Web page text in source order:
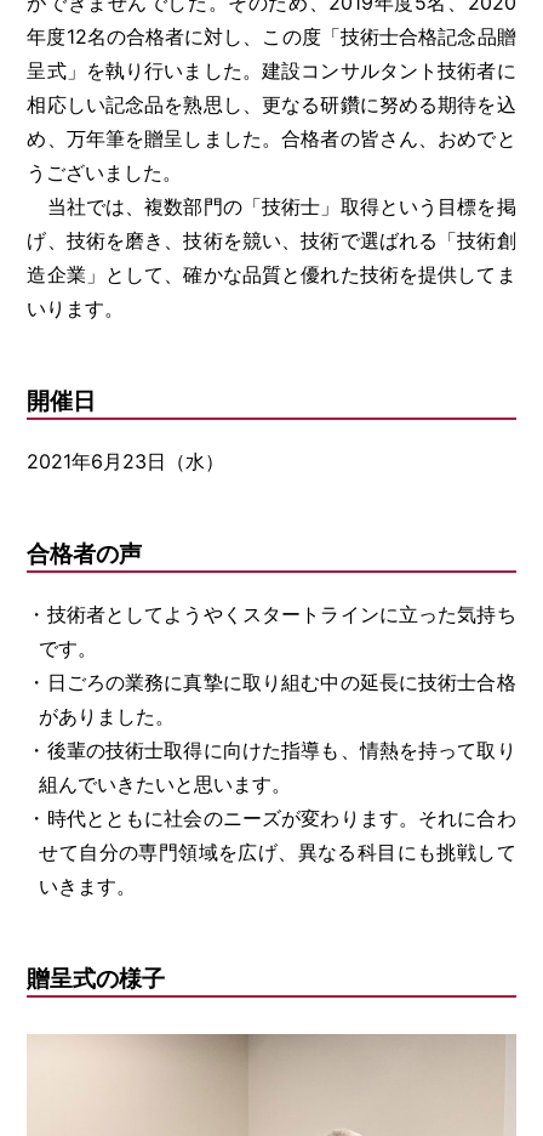
年度12名の合格者に対し、この度「技術士合格記念品贈
呈式」を執り行いました。建設コンサルタント技術者に
相応しい記念品を熟思し、更なる研鑽に努める期待を込
め、万年筆を贈呈しました。合格者の皆さん、おめでと
うございました。
当社では、複数部門の「技術士」取得という目標を掲
げ、技術を磨き、技術を競い、技術で選ばれる「技術創
造企業」として、確かな品質と優れた技術を提供してま
いります。
開催日
2021年6月23日（水）
合格者の声
・技術者としてようやくスタートラインに立った気持ち
です。
・日ごろの業務に真摯に取り組む中の延長に技術士合格
がありました。
・後輩の技術士取得に向けた指導も、情熱を持って取り
組んでいきたいと思います。
・時代とともに社会のニーズが変わります。それに合わ
せて自分の専門領域を広げ、異なる科目にも挑戦して
いきます。
贈呈式の様子